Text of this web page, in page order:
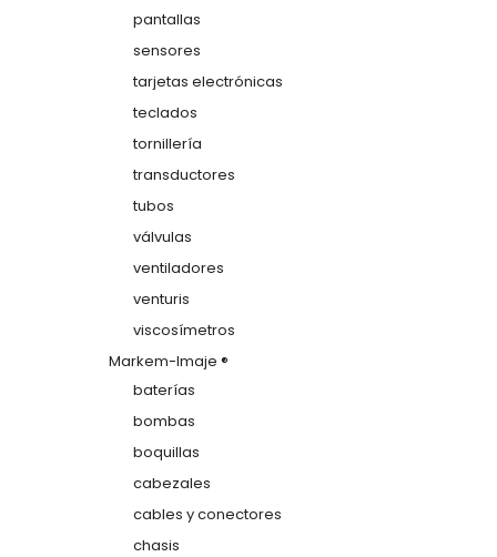
pantallas
sensores
tarjetas electrónicas
teclados
tornillería
transductores
tubos
válvulas
ventiladores
venturis
viscosímetros
Markem-Imaje ®
baterías
bombas
boquillas
cabezales
cables y conectores
chasis